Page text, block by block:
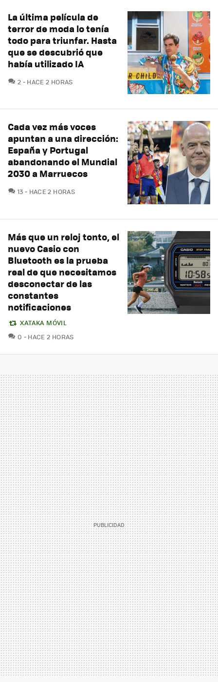
La última película de
terror de moda lo tenía
todo para triunfar. Hasta
que se descubrió que
había utilizado IA
2 COMENTARIOS
HACE 2 HORAS
Cada vez más voces
apuntan a una dirección:
España y Portugal
abandonando el Mundial
2030 a Marruecos
13 COMENTARIOS
HACE 2 HORAS
Más que un reloj tonto, el
nuevo Casio con
Bluetooth es la prueba
real de que necesitamos
desconectar de las
constantes
notificaciones
XATAKA MÓVIL
0 COMENTARIOS
HACE 2 HORAS